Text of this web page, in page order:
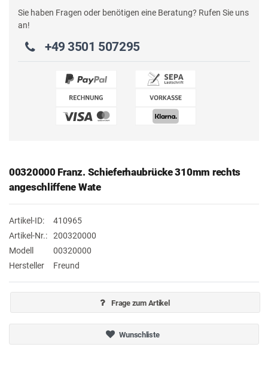
Sie haben Fragen oder benötigen eine Beratung? Rufen Sie uns
an!
+49 3501 507295
00320000 Franz. Schieferhaubrücke 310mm rechts
angeschliffene Wate
Artikel-ID:
410965
Artikel-Nr.:
200320000
Modell
00320000
Hersteller
Freund
Frage zum Artikel
Wunschliste